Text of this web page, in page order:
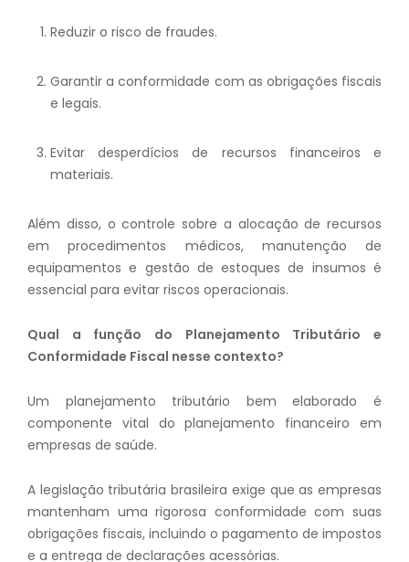
Reduzir o risco de fraudes.
Garantir a conformidade com as obrigações fiscais
e legais.
Evitar desperdícios de recursos financeiros e
materiais.
Além disso, o controle sobre a alocação de recursos
em procedimentos médicos, manutenção de
equipamentos e gestão de estoques de insumos é
essencial para evitar riscos operacionais.
Qual a função do Planejamento Tributário e
Conformidade Fiscal nesse contexto?
Um planejamento tributário bem elaborado é
componente vital do planejamento financeiro em
empresas de saúde.
A legislação tributária brasileira exige que as empresas
mantenham uma rigorosa conformidade com suas
obrigações fiscais, incluindo o pagamento de impostos
e a entrega de declarações acessórias.